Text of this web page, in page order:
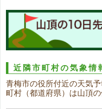
近隣市町村の気象
青梅市の役所付近の天気
町村（都道府県）は山頂